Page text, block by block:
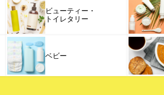
ビューティー・
トイレタリー
ベビー